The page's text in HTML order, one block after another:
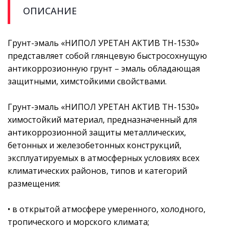
ОПИСАНИЕ
Грунт-эмаль «НИПОЛ УРЕТАН АКТИВ ТН-1530»
представляет собой глянцевую быстросохнущую
антикоррозионную грунт – эмаль обладающая
защитными, химстойкими свойствами.
Грунт-эмаль «НИПОЛ УРЕТАН АКТИВ ТН-1530»
химостойкий материал, предназначенный для
антикоррозионной защиты металлических,
бетонных и железобетонных конструкций,
эксплуатируемых в атмосферных условиях всех
климатических районов, типов и категорий
размещения:
• в открытой атмосфере умеренного, холодного,
тропического и морского климата;